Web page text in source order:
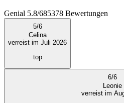
Genial 5.8/685378 Bewertungen
5/6
Celina
verreist im Juli 2026
top
6/6
Leonie
verreist im